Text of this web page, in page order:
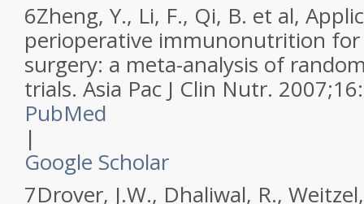
6Zheng, Y., Li, F., Qi, B. et al,
perioperative immunonutrition
surgery: a meta-analysis of
trials. Asia Pac J Clin Nutr. 2007;16:
PubMed
|
Google Scholar
7Drover, J.W., Dhaliwal, R.,